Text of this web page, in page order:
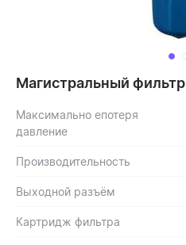
Магистральный
Максимально епотеря
давление
Производительность
Выходной разъём
Картридж фильтра